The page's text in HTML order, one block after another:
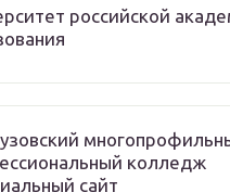
российской
колледж
сайт